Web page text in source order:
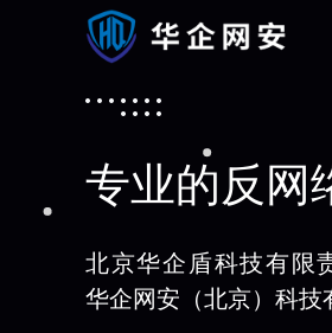
专业的反网
北京华企盾科技有限
华企网安（北京）科技